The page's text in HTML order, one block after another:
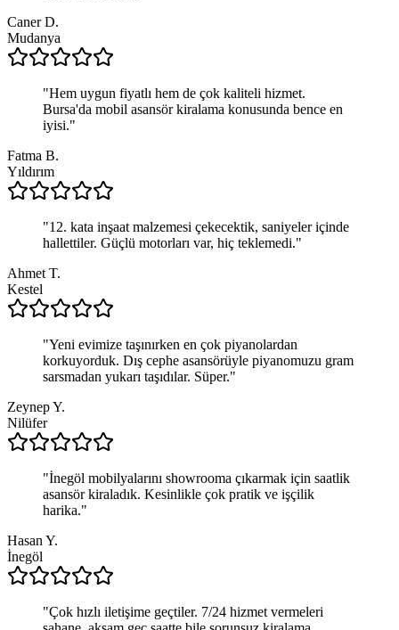
Caner D.
Mudanya
"Hem uygun fiyatlı hem de çok kaliteli hizmet.
Bursa'da mobil asansör kiralama konusunda bence en
iyisi."
Fatma B.
Yıldırım
"12. kata inşaat malzemesi çekecektik, saniyeler içinde
hallettiler. Güçlü motorları var, hiç teklemedi."
Ahmet T.
Kestel
"Yeni evimize taşınırken en çok piyanolardan
korkuyorduk. Dış cephe asansörüyle piyanomuzu gram
sarsmadan yukarı taşıdılar. Süper."
Zeynep Y.
Nilüfer
"İnegöl mobilyalarını showrooma çıkarmak için saatlik
asansör kiraladık. Kesinlikle çok pratik ve işçilik
harika."
Hasan Y.
İnegöl
"Çok hızlı iletişime geçtiler. 7/24 hizmet vermeleri